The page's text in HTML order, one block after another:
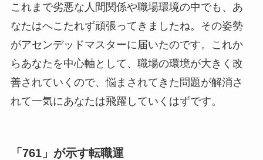
これまで劣悪な人間関係や職場環境の中でも、あ
なたはへこたれず頑張ってきましたね。その姿勢
がアセンデッドマスターに届いたのです。これか
らあなたを中心軸として、職場の環境が大きく改
善されていくので、悩まされてきた問題が解消さ
れて一気にあなたは飛躍していくはずです。
「761」が示す転職運